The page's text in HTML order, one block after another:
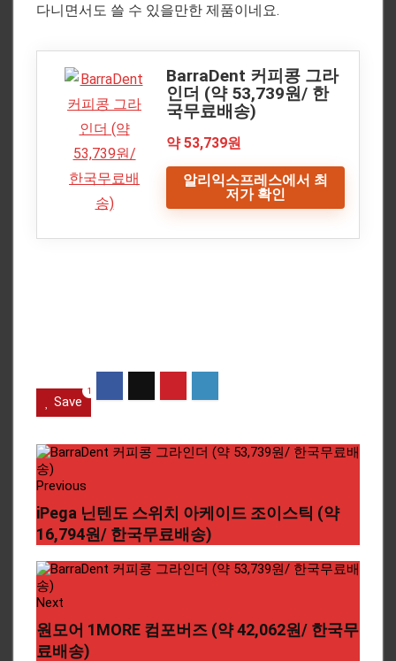
다니면서도 쓸 수 있을만한 제품이네요.
BarraDent 커피콩 그라
인더 (약 53,739원/ 한
국무료배송)
약 53,739원
알리익스프레스에서 최
저가 확인
Save
1
Previous
iPega 닌텐도 스위치 아케이드 조이스틱 (약
16,794원/ 한국무료배송)
Next
원모어 1MORE 컴포버즈 (약 42,062원/ 한국무
료배송)